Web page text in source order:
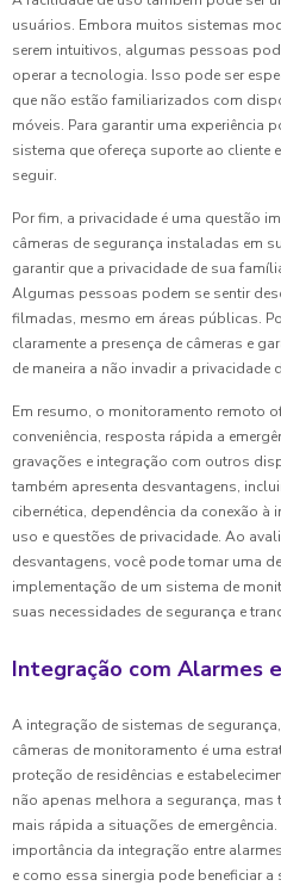
usuários. Embora muitos sistemas
serem intuitivos, algumas pessoas
operar a tecnologia. Isso pode ser
que não estão familiarizados com
móveis. Para garantir uma experiência
sistema que ofereça suporte ao cliente
seguir.
Por fim, a privacidade é uma questão
câmeras de segurança instaladas em
garantir que a privacidade de sua
Algumas pessoas podem se sentir
filmadas, mesmo em áreas públicas.
claramente a presença de câmeras e
de maneira a não invadir a privacidade
Em resumo, o monitoramento remoto
conveniência, resposta rápida a
gravações e integração com outros
também apresenta desvantagens,
cibernética, dependência da conexão
uso e questões de privacidade. Ao
desvantagens, você pode tomar uma
implementação de um sistema de
suas necessidades de segurança e
Integração com Alarmes
A integração de sistemas de
câmeras de monitoramento é uma
proteção de residências e
não apenas melhora a segurança,
mais rápida a situações de
importância da integração entre
e como essa sinergia pode beneficiar a